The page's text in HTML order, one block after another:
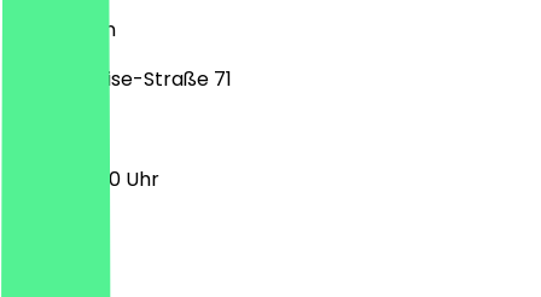
Berlin
Königin-Luise-Straße 71
12:00 - 18:00 Uhr